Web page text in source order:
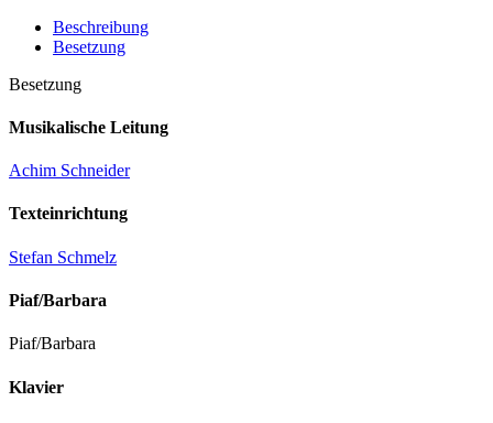
Beschreibung
Besetzung
Besetzung
Musikalische Leitung
Achim Schneider
Texteinrichtung
Stefan Schmelz
Piaf/Barbara
Piaf/Barbara
Klavier